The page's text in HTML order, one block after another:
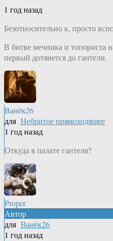
1 год назад
Безотносительно к, просто
В битве мечника и топориста
первый дотянется до гантели.
Ванёк26
для Небритое прямоходящее
1 год назад
Откуда в палате гантеля?
Proper
Автор
для Ванёк26
1 год назад